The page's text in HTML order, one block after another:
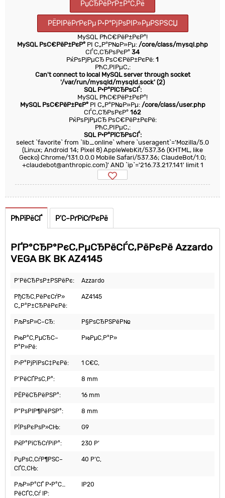
РџСЂРёРґР±Р°С‚Рё
РЁРІРёРґРєРµ Р·Р°РјРѕРІР»РµРЅРЅСЏ
MySQL РћС€РёР±РєР°!
MySQL РѕС€РёР±РєР° РІ С„Р°Р№Р»Рµ: /core/class/mysql.php
СЃС‚СЂРѕРєР° 34
РќРѕРјРµСЂ РѕС€РёР±РєРё: 1
РћС‚РІРµС‚:
Can't connect to local MySQL server through socket
'/var/run/mysqld/mysqld.sock' (2)
SQL Р·Р°РїСЂРѕСЃ:
MySQL РћС€РёР±РєР°!
MySQL РѕС€РёР±РєР°РІ С„Р°Р№Р»Рµ: /core/class/user.php
СЃС‚СЂРѕРєР° 162
РќРѕРјРµСЂ РѕС€РёР±РєРё:
РћС‚РІРµС‚:
SQL Р·Р°РїСЂРѕСЃ:
select `favorite` from `lib_online` where `useragent`='Mozilla/5.0
(Linux; Android 14; Pixel 8) AppleWebKit/537.36 (KHTML, like
Gecko) Chrome/131.0.0.0 Mobile Safari/537.36; ClaudeBot/1.0;
+claudebot@anthropic.com)' AND `ip`='216.73.217.141' limit 1
РћРїРёСЃ Р’С–РґРіСѓРєРё
РҐР°СЂР°РєС‚РµСЂРёСЃС‚РёРєРё Azzardo
VEGA BK BK AZ4145
Р’РёСЂРѕР±РЅРёРє: Azzardo
РђСЂС‚РёРєСѓР»
С„Р°Р±СЂРёРєРё:
AZ4145
РљРѕР»С–СЂ: Р§РѕСЂРЅРёР№
РњР°С‚РµСЂС–
Р°Р»Рё:
РњРµС‚Р°Р»
Р›Р°РјРїРѕС‡РєРё: 1 С€С‚
Р’РёСЃРѕС‚Р°: 8 mm
РЁРёСЂРёРЅР°: 16 mm
Р”РѕРІР¶РёРЅР°: 8 mm
Р¦РѕРєРѕР»СЊ: G9
РќР°РїСЂСѓРіР°: 230 Р’
РџРѕС‚СѓР¶РЅС–
СЃС‚СЊ:
40 Р’С‚
РљР»Р°СЃ Р·Р°С…
РёСЃС‚Сѓ IP:
IP20